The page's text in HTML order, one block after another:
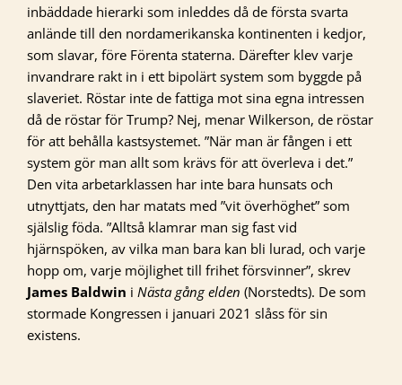
inbäddade hierarki som inleddes då de första svarta
anlände till den nordamerikanska kontinenten i kedjor,
som slavar, före Förenta staterna. Därefter klev varje
invandrare rakt in i ett bipolärt system som byggde på
slaveriet. Röstar inte de fattiga mot sina egna intressen
då de röstar för Trump? Nej, menar Wilkerson, de röstar
för att behålla kastsystemet. ”När man är fången i ett
system gör man allt som krävs för att överleva i det.”
Den vita arbetarklassen har inte bara hunsats och
utnyttjats, den har matats med ”vit överhöghet” som
själslig föda. ”Alltså klamrar man sig fast vid
hjärnspöken, av vilka man bara kan bli lurad, och varje
hopp om, varje möjlighet till frihet försvinner”, skrev
James Baldwin i Nästa gång elden (Norstedts). De som
stormade Kongressen i januari 2021 slåss för sin
existens.